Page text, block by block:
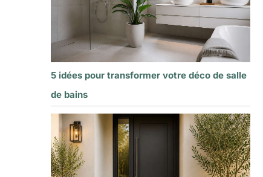
5 idées pour transformer votre déco de salle
de bains